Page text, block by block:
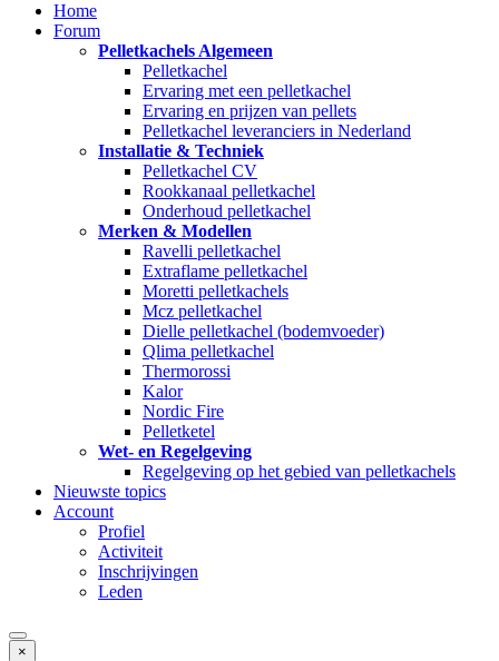
Home
Forum
Pelletkachels Algemeen
Pelletkachel
Ervaring met een pelletkachel
Ervaring en prijzen van pellets
Pelletkachel leveranciers in Nederland
Installatie & Techniek
Pelletkachel CV
Rookkanaal pelletkachel
Onderhoud pelletkachel
Merken & Modellen
Ravelli pelletkachel
Extraflame pelletkachel
Moretti pelletkachels
Mcz pelletkachel
Dielle pelletkachel (bodemvoeder)
Qlima pelletkachel
Thermorossi
Kalor
Nordic Fire
Pelletketel
Wet- en Regelgeving
Regelgeving op het gebied van pelletkachels
Nieuwste topics
Account
Profiel
Activiteit
Inschrijvingen
Leden
×